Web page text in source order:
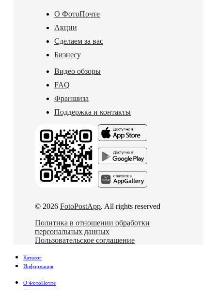
О ФотоПочте
Акции
Сделаем за вас
Бизнесу
Видео обзоры
FAQ
Франшиза
Поддержка и контакты
© 2026 FotoPostApp. All rights reserved
Политика в отношении обработки
персональных данных
Пользовательское соглашение
Каталог
Информация
О ФотоПочте